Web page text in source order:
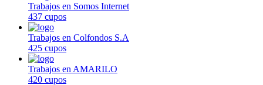
Trabajos en Somos Internet
437 cupos
Trabajos en Colfondos S.A
425 cupos
Trabajos en AMARILO
420 cupos